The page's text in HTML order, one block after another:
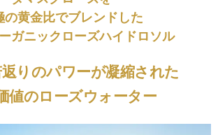
の黄金比でブレンドした
ガニックローズハイドロソル
りのパワーが凝縮された
値のローズウォーター